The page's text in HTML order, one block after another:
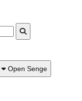
Open Senge